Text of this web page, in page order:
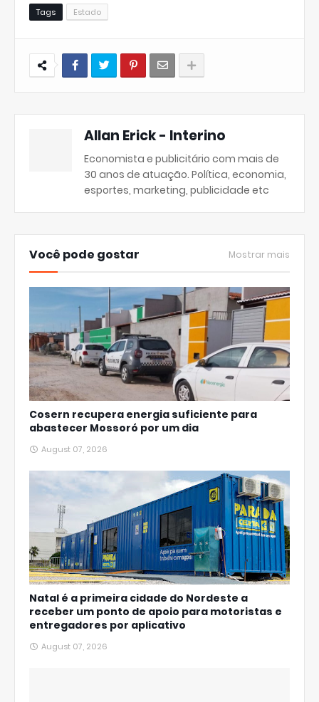
Tags Estado
Allan Erick - Interino
Economista e publicitário com mais de
30 anos de atuação. Política, economia,
esportes, marketing, publicidade etc
Você pode gostar Mostrar mais
Cosern recupera energia suficiente para
abastecer Mossoró por um dia
August 07, 2026
Natal é a primeira cidade do Nordeste a
receber um ponto de apoio para motoristas e
entregadores por aplicativo
August 07, 2026